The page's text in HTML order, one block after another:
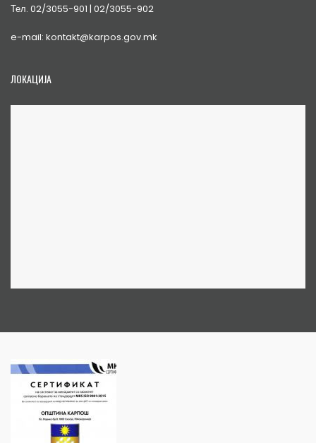
Тел. 02/3055-901 | 02/3055-902
e-mail: kontakt@karpos.gov.mk
ЛОКАЦИЈА